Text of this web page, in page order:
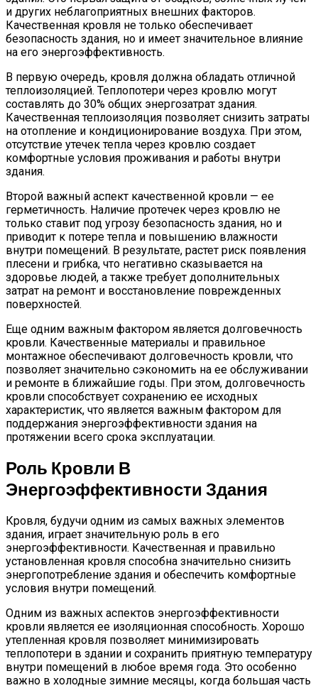
и других неблагоприятных внешних факторов.
Качественная кровля не только обеспечивает
безопасность здания, но и имеет значительное влияние
на его энергоэффективность.
В первую очередь, кровля должна обладать отличной
теплоизоляцией. Теплопотери через кровлю могут
составлять до 30% общих энергозатрат здания.
Качественная теплоизоляция позволяет снизить затраты
на отопление и кондиционирование воздуха. При этом,
отсутствие утечек тепла через кровлю создает
комфортные условия проживания и работы внутри
здания.
Второй важный аспект качественной кровли — ее
герметичность. Наличие протечек через кровлю не
только ставит под угрозу безопасность здания, но и
приводит к потере тепла и повышению влажности
внутри помещений. В результате, растет риск появления
плесени и грибка, что негативно сказывается на
здоровье людей, а также требует дополнительных
затрат на ремонт и восстановление поврежденных
поверхностей.
Еще одним важным фактором является долговечность
кровли. Качественные материалы и правильное
монтажное обеспечивают долговечность кровли, что
позволяет значительно сэкономить на ее обслуживании
и ремонте в ближайшие годы. При этом, долговечность
кровли способствует сохранению ее исходных
характеристик, что является важным фактором для
поддержания энергоэффективности здания на
протяжении всего срока эксплуатации.
Роль Кровли В
Энергоэффективности Здания
Кровля, будучи одним из самых важных элементов
здания, играет значительную роль в его
энергоэффективности. Качественная и правильно
установленная кровля способна значительно снизить
энергопотребление здания и обеспечить комфортные
условия внутри помещений.
Одним из важных аспектов энергоэффективности
кровли является ее изоляционная способность. Хорошо
утепленная кровля позволяет минимизировать
теплопотери в здании и сохранить приятную температуру
внутри помещений в любое время года. Это особенно
важно в холодные зимние месяцы, когда большая часть